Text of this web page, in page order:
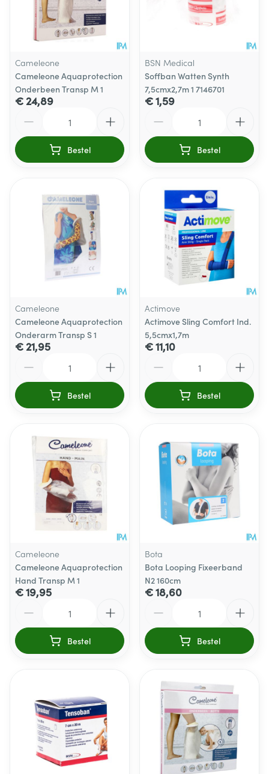
Cameleone
Cameleone Aquaprotection
Onderbeen Transp M 1
€ 24,89
Bestel
BSN Medical
Soffban Watten Synth
7,5cmx2,7m 1 7146701
€ 1,59
Bestel
Cameleone
Cameleone Aquaprotection
Onderarm Transp S 1
€ 21,95
Bestel
Actimove
Actimove Sling Comfort Ind.
5,5cmx1,7m
€ 11,10
Bestel
Cameleone
Cameleone Aquaprotection
Hand Transp M 1
€ 19,95
Bestel
Bota
Bota Looping Fixeerband
N2 160cm
€ 18,60
Bestel